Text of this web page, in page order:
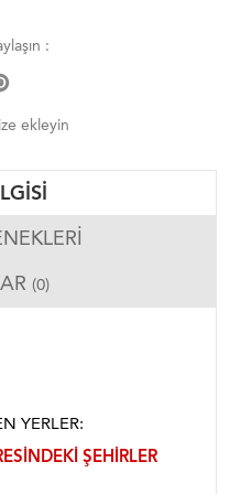
:
ekleyin
(0)
YERLER:
ŞEHIRLER